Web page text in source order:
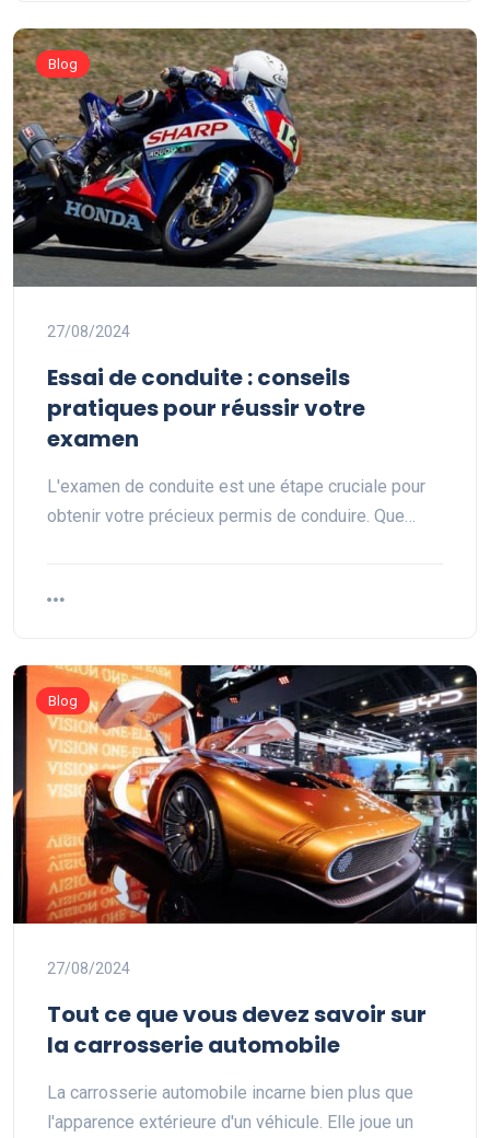
Blog
27/08/2024
Essai de conduite : conseils
pratiques pour réussir votre
examen
L'examen de conduite est une étape cruciale pour
obtenir votre précieux permis de conduire. Que…
Blog
27/08/2024
Tout ce que vous devez savoir sur
la carrosserie automobile
La carrosserie automobile incarne bien plus que
l'apparence extérieure d'un véhicule. Elle joue un